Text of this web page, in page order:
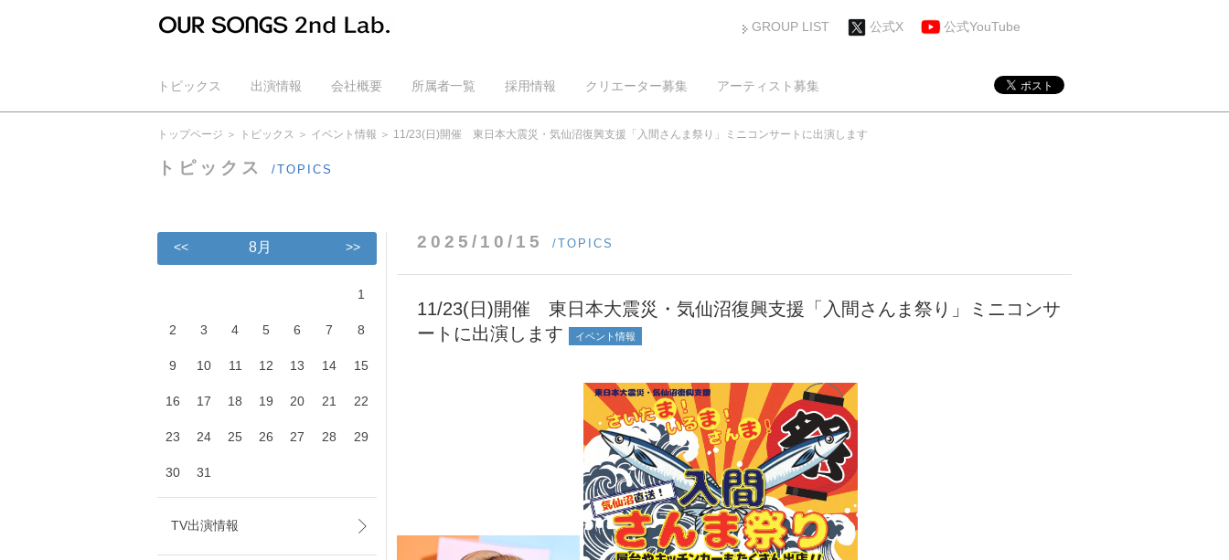
GROUP LIST 公式X 公式YouTube
トピックス 出演情報 会社概要 所属者一覧 採用情報 クリエーター募集
アーティスト募集
公式YouTube
トップページ トピックス イベント情報 11/23(日)開催 東日本大震災・気仙沼復興支援「入間さんま祭り」ミニコンサートに出演します
トピックス /TOPICS
2025/10/15 /TOPICS
11/23(日)開催 東日本大震災・気仙沼復興支援「入間さんま祭り」ミニコンサ
ートに出演します
イベント情報
<< 8月 >>
1
2 3 4 5 6 7 8
9 10 11 12 13 14 15
16 17 18 19 20 21 22
23 24 25 26 27 28 29
30 31
TV出演情報